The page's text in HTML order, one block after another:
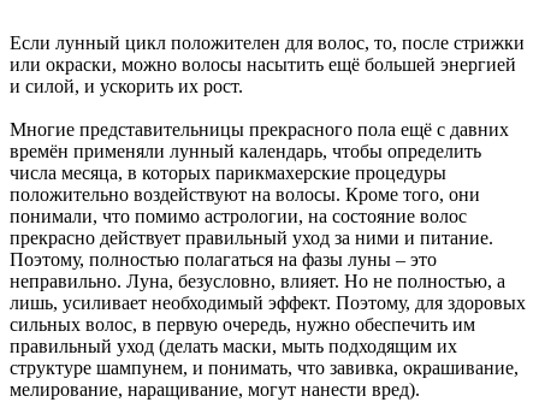
Если лунный цикл положителен для волос, то, после стрижки
или окраски, можно волосы насытить ещё большей энергией
и силой, и ускорить их рост.
Многие представительницы прекрасного пола ещё с давних
времён применяли лунный календарь, чтобы определить
числа месяца, в которых парикмахерские процедуры
положительно воздействуют на волосы. Кроме того, они
понимали, что помимо астрологии, на состояние волос
прекрасно действует правильный уход за ними и питание.
Поэтому, полностью полагаться на фазы луны – это
неправильно. Луна, безусловно, влияет. Но не полностью, а
лишь, усиливает необходимый эффект. Поэтому, для здоровых
сильных волос, в первую очередь, нужно обеспечить им
правильный уход (делать маски, мыть подходящим их
структуре шампунем, и понимать, что завивка, окрашивание,
мелирование, наращивание, могут нанести вред).